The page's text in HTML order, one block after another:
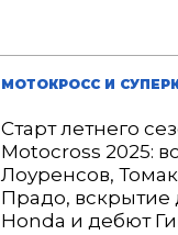
МОТОКРОСС И
Старт летнего
Motocross 2025:
Лоуренсов,
Прадо, вскрытие
Honda и дебют